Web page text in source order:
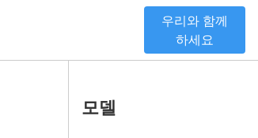
우리와 함께
하세요
모델